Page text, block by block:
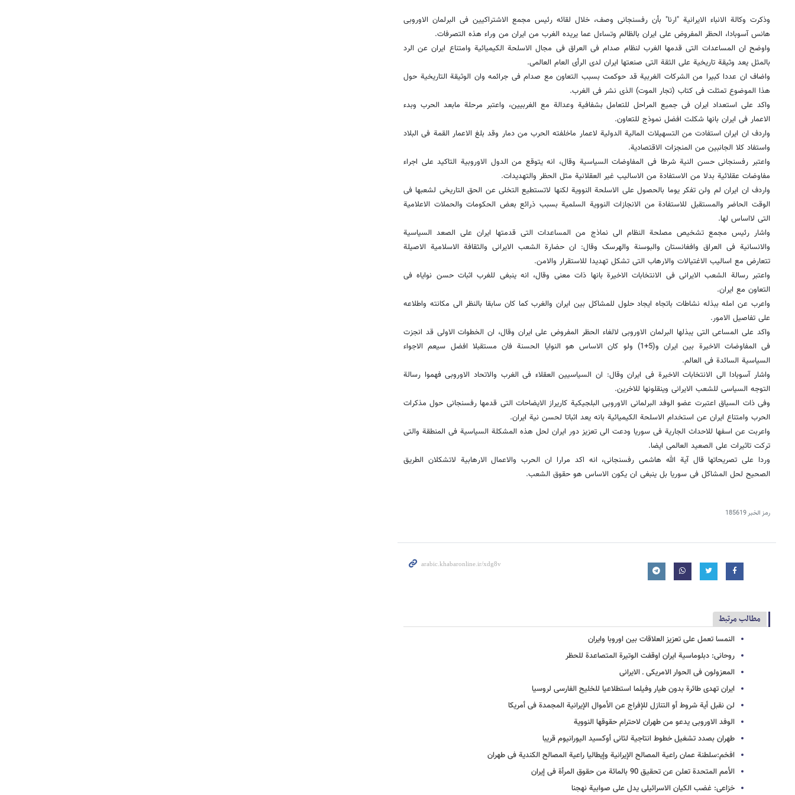
وذکرت وکالة الانباء الایرانیة "ارنا" بأن رفسنجانی وصف، خلال لقائه رئیس مجمع الاشتراکیین فی البرلمان الاوروبی
هانس آسوبادا، الحظر المفروض على ایران بالظالم وتساءل عما یریده الغرب من ایران من وراء هذه التصرفات.
واوضح ان المساعدات التی قدمها الغرب لنظام صدام فی العراق فی مجال الاسلحة الکیمیائیة وامتناع ایران عن الرد
بالمثل یعد وثیقة تاریخیة على الثقة التی صنعتها ایران لدى الرأی العام العالمی.
واضاف ان عددا کبیرا من الشرکات الغربیة قد حوکمت بسبب التعاون مع صدام فی جرائمه وان الوثیقة التاریخیة حول
هذا الموضوع تمثلت فی کتاب (تجار الموت) الذی نشر فی الغرب.
واکد على استعداد ایران فی جمیع المراحل للتعامل بشفافیة وعدالة مع الغربیین، واعتبر مرحلة مابعد الحرب وبدء
الاعمار فی ایران بانها شکلت افضل نموذج للتعاون.
واردف ان ایران استفادت من التسهیلات المالیة الدولیة لاعمار ماخلفته الحرب من دمار وقد بلغ الاعمار القمة فی البلاد
واستفاد کلا الجانبین من المنجزات الاقتصادیة.
واعتبر رفسنجانی حسن النیة شرطا فی المفاوضات السیاسیة وقال، انه یتوقع من الدول الاوروبیة التاکید على اجراء
مفاوضات عقلائیة بدلا من الاستفادة من الاسالیب غیر العقلانیة مثل الحظر والتهدیدات.
واردف ان ایران لم ولن تفکر یوما بالحصول على الاسلحة النوویة لکنها لاتستطیع التخلی عن الحق التاریخی لشعبها فی
الوقت الحاضر والمستقبل للاستفادة من الانجازات النوویة السلمیة بسبب ذرائع بعض الحکومات والحملات الاعلامیة
التی لااساس لها.
واشار رئیس مجمع تشخیص مصلحة النظام الى نماذج من المساعدات التی قدمتها ایران على الصعد السیاسیة
والانسانیة فی العراق وافغانستان والبوسنة والهرسک وقال: ان حضارة الشعب الایرانی والثقافة الاسلامیة الاصیلة
تتعارض مع اسالیب الاغتیالات والارهاب التی تشکل تهدیدا للاستقرار والامن.
واعتبر رسالة الشعب الایرانی فی الانتخابات الاخیرة بانها ذات معنى وقال، انه ینبغی للغرب اثبات حسن نوایاه فی
التعاون مع ایران.
واعرب عن امله ببذله نشاطات باتجاه ایجاد حلول للمشاکل بین ایران والغرب کما کان سابقا بالنظر الى مکانته واطلاعه
على تفاصیل الامور.
واکد على المساعی التی یبذلها البرلمان الاوروبی لالغاء الحظر المفروض على ایران وقال، ان الخطوات الاولى قد انجزت
فی المفاوضات الاخیرة بین ایران و(5+1) ولو کان الاساس هو النوایا الحسنة فان مستقبلا افضل سیعم الاجواء
السیاسیة السائدة فی العالم.
واشار آسوبادا الى الانتخابات الاخیرة فی ایران وقال: ان السیاسیین العقلاء فی الغرب والاتحاد الاوروبی فهموا رسالة
التوجه السیاسی للشعب الایرانی وینقلونها للاخرین.
وفی ذات السیاق اعتبرت عضو الوفد البرلمانی الاوروبی البلجیکیة کاریراز الایضاحات التی قدمها رفسنجانی حول مذکرات
الحرب وامتناع ایران عن استخدام الاسلحة الکیمیائیة بانه یعد اثباتا لحسن نیة ایران.
واعربت عن اسفها للاحداث الجاریة فی سوریا ودعت الى تعزیز دور ایران لحل هذه المشکلة السیاسیة فی المنطقة والتی
ترکت تاثیرات على الصعید العالمی ایضا.
وردا على تصریحاتها قال آیة الله هاشمی رفسنجانی، انه اکد مرارا ان الحرب والاعمال الارهابیة لاتشکلان الطریق
الصحیح لحل المشاکل فی سوریا بل ینبغی ان یکون الاساس هو حقوق الشعب.
رمز الخبر185619
مطالب مرتبط
النمسا تعمل على تعزیز العلاقات بین اوروبا وایران
روحانی: دبلوماسیة ایران اوقفت الوتیرة المتصاعدة للحظر
المعزولون فی الحوار الامریکی ـ الایرانی
ایران تهدی طائرة بدون طیار وفیلما استطلاعیا للخلیح الفارسی لروسیا
لن نقبل أیة شروط أو التنازل للإفراج عن الأموال الإیرانیة المجمدة فی أمریکا
الوفد الاوروبی یدعو من طهران لاحترام حقوقها النوویة
طهران بصدد تشغیل خطوط انتاجیة لثانی أوکسید الیورانیوم قریبا
افخم:سلطنة عمان راعیة المصالح الإیرانیة وإیطالیا راعیة المصالح الکندیة فی طهران
الأمم المتحدة تعلن عن تحقیق 90 بالمائة من حقوق المرأة فی إیران
خزاعی: غضب الکیان الاسرائیلی یدل علی صوابیة نهجنا